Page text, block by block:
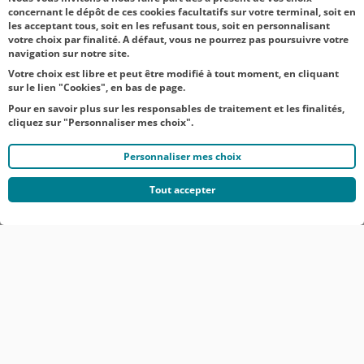
TOUTES NOS ACTUALITÉS
concernant le dépôt de ces cookies facultatifs sur votre terminal, soit en
les acceptant tous, soit en les refusant tous, soit en personnalisant
votre choix par finalité. A défaut, vous ne pourrez pas poursuivre votre
navigation sur notre site.
Votre choix est libre et peut être modifié à tout moment, en cliquant
sur le lien "Cookies", en bas de page.
Pour en savoir plus sur les responsables de traitement et les finalités,
cliquez sur "Personnaliser mes choix".
Personnaliser mes choix
Tout accepter